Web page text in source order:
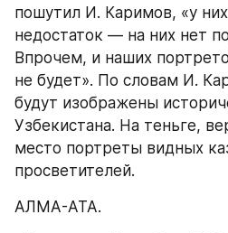
пошутил И. Каримов, «у
недостаток — на них нет
Впрочем, и наших
не будет». По словам И.
будут изображены
Узбекистана. На теньге,
место портреты видных
просветителей.
АЛМА-АТА.